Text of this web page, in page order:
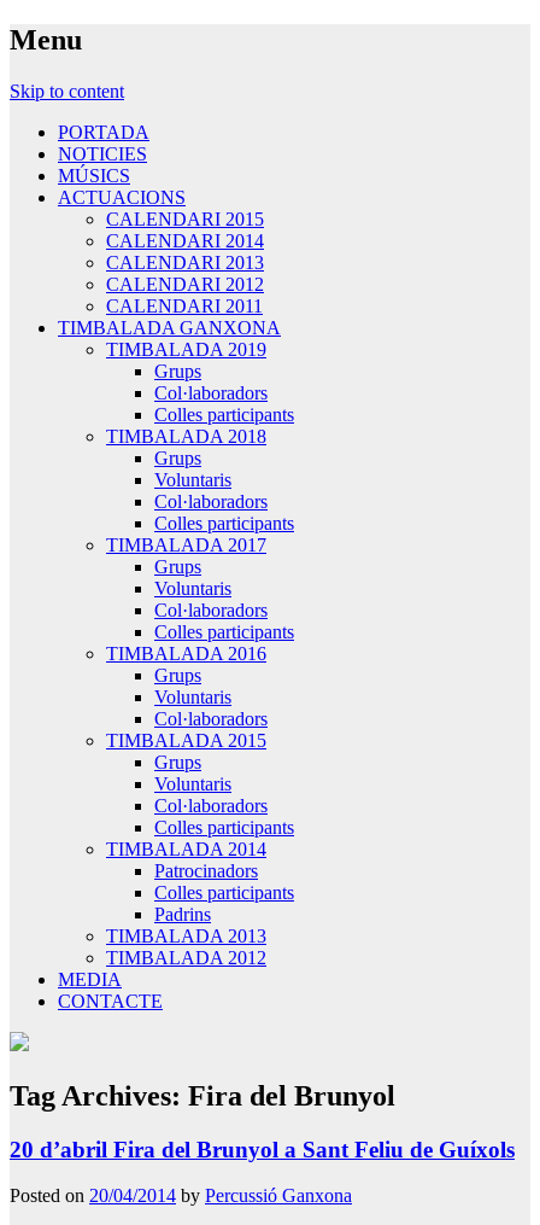
Percussió de la Costa Brava
Pàgina oficial de Percussió Ganxona – La Percussió de la Costa
Menu
Skip to content
PORTADA
NOTICIES
MÚSICS
ACTUACIONS
CALENDARI 2015
CALENDARI 2014
CALENDARI 2013
CALENDARI 2012
CALENDARI 2011
TIMBALADA GANXONA
TIMBALADA 2019
Grups
Col·laboradors
Colles participants
TIMBALADA 2018
Grups
Voluntaris
Col·laboradors
Colles participants
TIMBALADA 2017
Grups
Voluntaris
Col·laboradors
Colles participants
TIMBALADA 2016
Grups
Voluntaris
Col·laboradors
TIMBALADA 2015
Grups
Voluntaris
Col·laboradors
Colles participants
TIMBALADA 2014
Patrocinadors
Colles participants
Padrins
TIMBALADA 2013
TIMBALADA 2012
MEDIA
CONTACTE
Tag Archives: Fira del Brunyol
20 d’abril Fira del Brunyol a Sant Feliu de Guíxols
Posted on 20/04/2014 by Percussió Ganxona